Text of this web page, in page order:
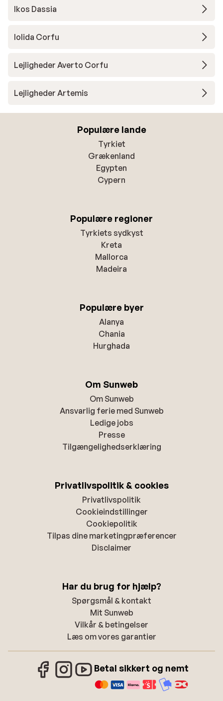
Ikos Dassia
Iolida Corfu
Lejligheder Averto Corfu
Lejligheder Artemis
Populære lande
Tyrkiet
Grækenland
Egypten
Cypern
Populære regioner
Tyrkiets sydkyst
Kreta
Mallorca
Madeira
Populære byer
Alanya
Chania
Hurghada
Om Sunweb
Om Sunweb
Ansvarlig ferie med Sunweb
Ledige jobs
Presse
Tilgængelighedserklæring
Privatlivspolitik & cookies
Privatlivspolitik
Cookieindstillinger
Cookiepolitik
Tilpas dine marketingpræferencer
Disclaimer
Har du brug for hjælp?
Spørgsmål & kontakt
Mit Sunweb
Vilkår & betingelser
Læs om vores garantier
Betal sikkert og nemt